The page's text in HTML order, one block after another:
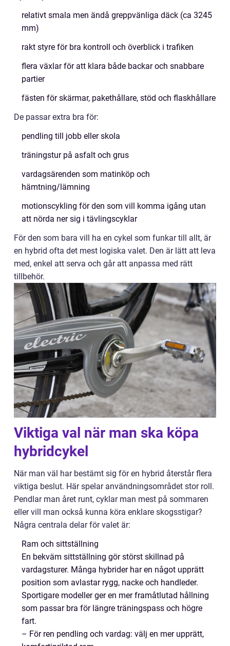
relativt smala men ändå greppvänliga däck (ca 3245
mm)
rakt styre för bra kontroll och överblick i trafiken
flera växlar för att klara både backar och snabbare
partier
fästen för skärmar, pakethållare, stöd och flaskhållare
De passar extra bra för:
pendling till jobb eller skola
träningstur på asfalt och grus
vardagsärenden som matinköp och
hämtning/lämning
motionscykling för den som vill komma igång utan
att nörda ner sig i tävlingscyklar
För den som bara vill ha en cykel som funkar till allt, är
en hybrid ofta det mest logiska valet. Den är lätt att leva
med, enkel att serva och går att anpassa med rätt
tillbehör.
Viktiga val när man ska köpa
hybridcykel
När man väl har bestämt sig för en hybrid återstår flera
viktiga beslut. Här spelar användningsområdet stor roll.
Pendlar man året runt, cyklar man mest på sommaren
eller vill man också kunna köra enklare skogsstigar?
Några centrala delar för valet är:
Ram och sittställning
En bekväm sittställning gör störst skillnad på
vardagsturer. Många hybrider har en något upprätt
position som avlastar rygg, nacke och handleder.
Sportigare modeller ger en mer framåtlutad hållning
som passar bra för längre träningspass och högre
fart.
– För ren pendling och vardag: välj en mer upprätt,